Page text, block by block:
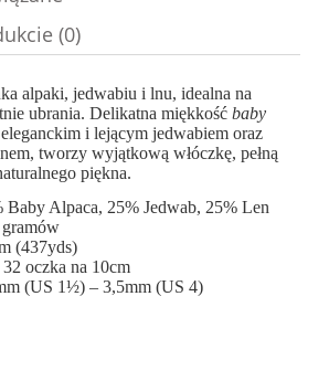
(0)
alpaki, jedwabiu i lnu, idealna na
ubrania. Delikatna miękkość baby
i lejącym jedwabiem oraz
tworzy wyjątkową włóczkę, pełną
piękna.
Baby Alpaca, 25% Jedwab, 25% Len
(437yds)
32 oczka na 10cm
(US 1½) – 3,5mm (US 4)